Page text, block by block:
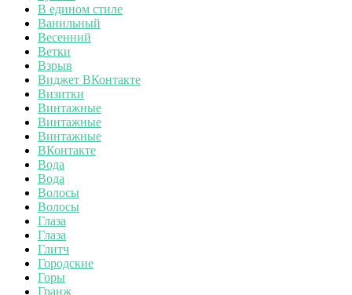
В едином стиле
Ванильный
Весенний
Ветки
Взрыв
Виджет ВКонтакте
Визитки
Винтажные
Винтажные
Винтажные
ВКонтакте
Вода
Вода
Волосы
Волосы
Глаза
Глаза
Глитч
Городские
Горы
Гранж